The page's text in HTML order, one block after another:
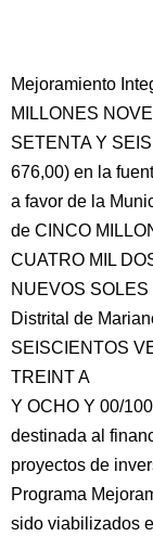
Mejoramiento
MILLONES
SETENTA Y
676,00) en la
a favor de la
de CINCO
CUATRO MIL
NUEVOS
Distrital de
SEISCIENTOS
TREINT A
Y OCHO Y 00/
destinada al
proyectos de
Programa
sido viabilizados